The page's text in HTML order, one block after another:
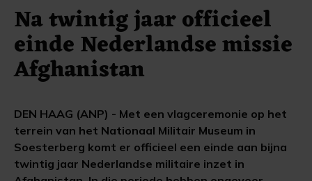
Na twintig jaar officieel
einde Nederlandse missie
Afghanistan
DEN HAAG (ANP) - Met een vlagceremonie op het
terrein van het Nationaal Militair Museum in
Soesterberg komt er officieel een einde aan bijna
twintig jaar Nederlandse militaire inzet in